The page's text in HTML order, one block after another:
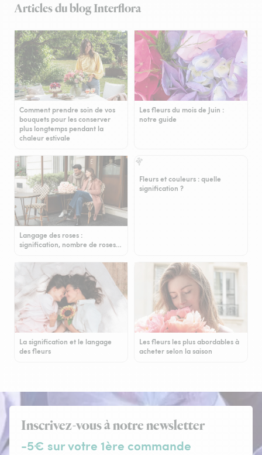
Articles du blog Interflora
Comment prendre soin de vos
bouquets pour les conserver
plus longtemps pendant la
chaleur estivale
Les fleurs du mois de Juin :
notre guide
Langage des roses :
signification, nombre de roses…
Fleurs et couleurs : quelle
signification ?
La signification et le langage
des fleurs
Les fleurs les plus abordables à
acheter selon la saison
Inscrivez-vous à notre newsletter
-5€ sur votre 1ère commande